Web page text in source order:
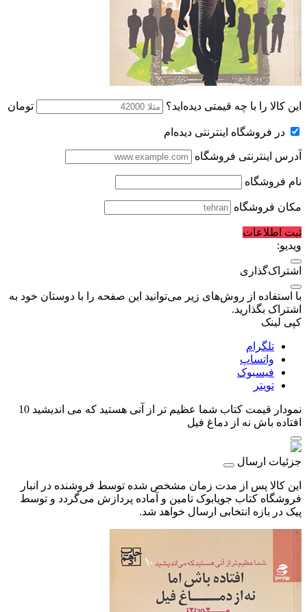
این کالا را با چه قیمتی دیده‌اید؟ تومان
در فروشگاه اینترنتی دیده‌ام
آدرس اینترنتی فروشگاه
نام فروشگاه
مکان فروشگاه
ثبت اطلاعات
ویدیو:
اشتراک‌گذاری
با استفاده از روش‌های زیر می‌توانید این صفحه را با دوستان خود به
اشتراک بگذارید.
کپی لینک
تلگرام
واتساپ
فیسبوک
تویتر
نمودار قیمت
کتاب شما عظیم تر از آنی هستید که می اندیشید 10
افتاده باش نه از دماغ فیل
جزئیات ارسال
این کالا پس از مدت زمان مشخص شده توسط فروشنده در انبار
فروشگاه کتاب جویابوک تامین و آماده پردازش می‌گردد و توسط
پیک در بازه انتخابی ارسال خواهد شد.